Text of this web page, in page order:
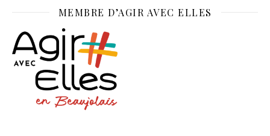
MEMBRE D’AGIR AVEC ELLES